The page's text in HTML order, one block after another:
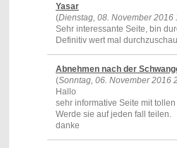
Yasar
(Dienstag, 08. November 2016
Sehr interessante Seite, bin
Definitiv wert mal
Abnehmen nach der
(Sonntag, 06. November 2016
Hallo
sehr informative Seite mit tollen
Werde sie auf jeden fall teilen.
danke